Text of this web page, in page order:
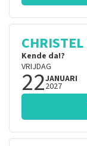
Kende da!?
VRIJDAG
22JANUARI
2027